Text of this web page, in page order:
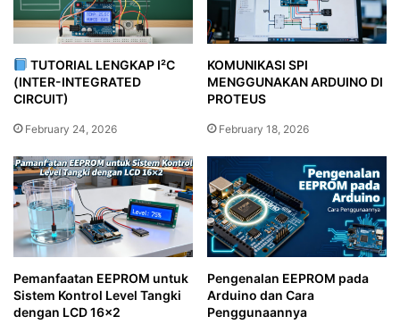
TUTORIAL LENGKAP I²C
(INTER-INTEGRATED
CIRCUIT)
February 24, 2026
KOMUNIKASI SPI
MENGGUNAKAN ARDUINO DI
PROTEUS
February 18, 2026
Pemanfaatan EEPROM untuk
Sistem Kontrol Level Tangki
dengan LCD 16×2
Pengenalan EEPROM pada
Arduino dan Cara
Penggunaannya